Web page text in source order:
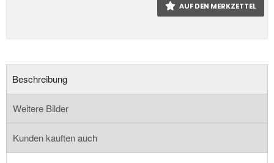
AUF DEN MERKZETTEL
Beschreibung
Weitere Bilder
Kunden kauften auch